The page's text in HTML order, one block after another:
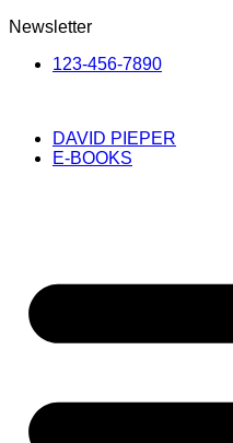
Newsletter
123-456-7890
DAVID PIEPER
E-BOOKS